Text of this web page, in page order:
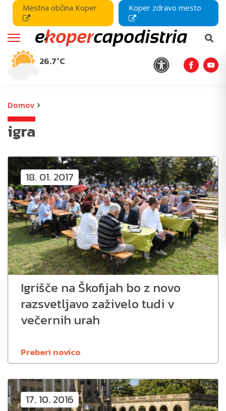
Mestna občina Koper Koper zdravo mesto
26.7°C
Domov ›
igra
18. 01. 2017
Igrišče na Škofijah bo z novo
razsvetljavo zaživelo tudi v
večernih urah
Preberi novico
17. 10. 2016